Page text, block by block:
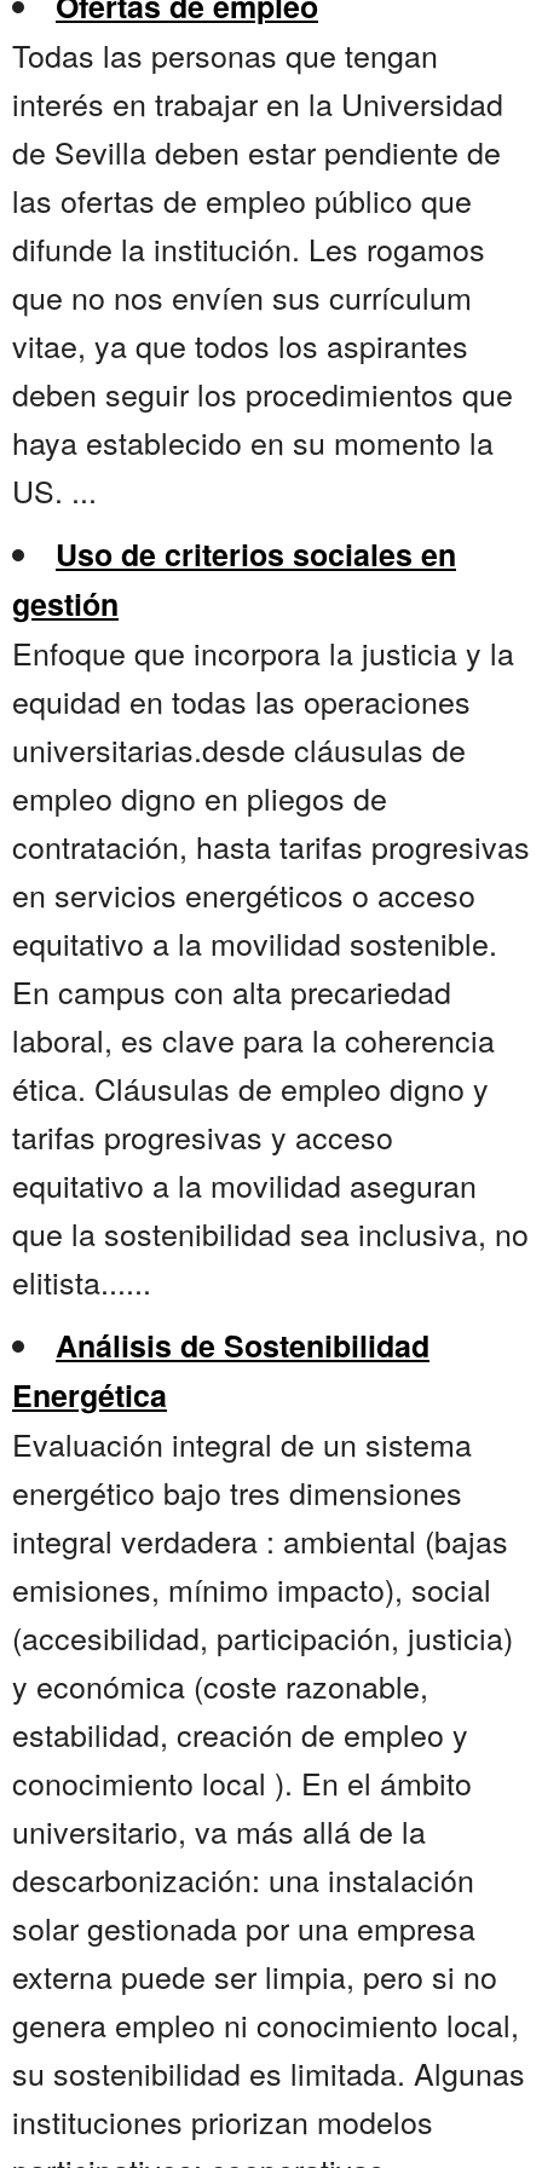
Todas las personas que tengan
interés en trabajar en la Universidad
de Sevilla deben estar pendiente de
las ofertas de empleo público que
difunde la institución. Les rogamos
que no nos envíen sus currículum
vitae, ya que todos los aspirantes
deben seguir los procedimientos que
haya establecido en su momento la
US. ...
Uso de criterios sociales en
gestión
Enfoque que incorpora la justicia y la
equidad en todas las operaciones
universitarias.desde cláusulas de
empleo digno en pliegos de
contratación, hasta tarifas progresivas
en servicios energéticos o acceso
equitativo a la movilidad sostenible.
En campus con alta precariedad
laboral, es clave para la coherencia
ética. Cláusulas de empleo digno y
tarifas progresivas y acceso
equitativo a la movilidad aseguran
que la sostenibilidad sea inclusiva, no
elitista......
Análisis de Sostenibilidad
Energética
Evaluación integral de un sistema
energético bajo tres dimensiones
integral verdadera : ambiental (bajas
emisiones, mínimo impacto), social
(accesibilidad, participación, justicia)
y económica (coste razonable,
estabilidad, creación de empleo y
conocimiento local ). En el ámbito
universitario, va más allá de la
descarbonización: una instalación
solar gestionada por una empresa
externa puede ser limpia, pero si no
genera empleo ni conocimiento local,
su sostenibilidad es limitada. Algunas
instituciones priorizan modelos